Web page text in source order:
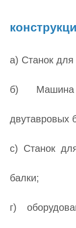
а) Станок для
б)
двутавровых
c) Станок
балки;
г)